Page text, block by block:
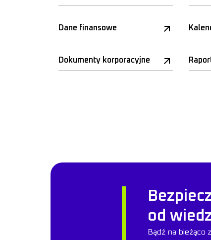
Dane finansowe
Dokumenty korporacyjne
od
Bądź na bieżąco